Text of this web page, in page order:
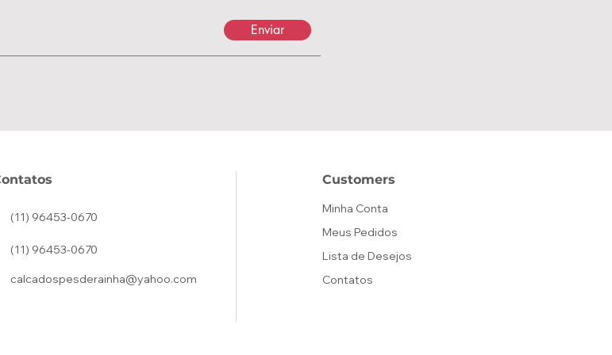
Enviar
(11) 96453-0670
(11) 96453-0670
calcadospesderainha@yahoo.com
Customers
Minha Conta
Meus Pedidos
Lista de Desejos
Contatos